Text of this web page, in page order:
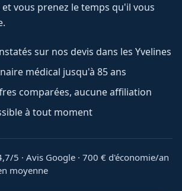
vous prenez le temps qu'il vous
sur nos devis dans les Yvelines
médical jusqu'à 85 ans
comparées, aucune affiliation
à tout moment
5 · Avis Google · 700 € d'économie/an
moyenne